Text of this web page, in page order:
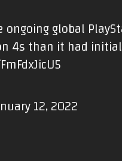
global
4s than it had
12, 2022